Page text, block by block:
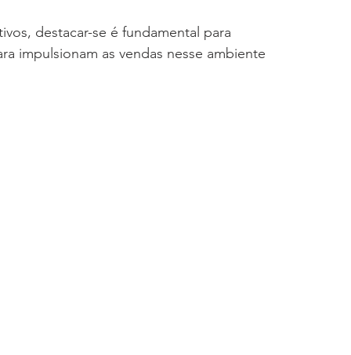
destacar-se é fundamental para
impulsionam as vendas nesse ambiente